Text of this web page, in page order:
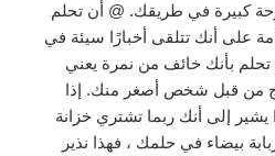
كبيرة في طريقك. @ أن تحلم
على أنك تتلقى أخبارًا سيئة في
بأنك خائف من نمرة يعني
قبل شخص أصغر منك. إذا
إلى أنك ربما تشتري خزانة
بيضاء في حلمك ، فهذا نذير